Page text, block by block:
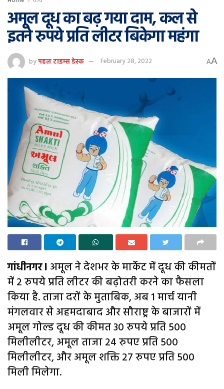
अमूल दूध का बढ़ गया दाम, कल से
इतने रुपये प्रति लीटर बिकेगा महंगा
byपहल टाइम्स डेस्क February 28, 2022 AA
गांधीनगर l अमूल ने देशभर के मार्केट में दूध की कीमतों
में 2 रुपये प्रति लीटर की बढ़ोतरी करने का फैसला
किया है. ताजा दरों के मुताबिक, अब 1 मार्च यानी
मंगलवार से अहमदाबाद और सौराष्ट्र के बाजारों में
अमूल गोल्ड दूध की कीमत 30 रुपये प्रति 500
मिलीलीटर, अमूल ताजा 24 रुपए प्रति 500
मिलीलीटर, और अमूल शक्ति 27 रुपए प्रति 500
मिली मिलेगा.